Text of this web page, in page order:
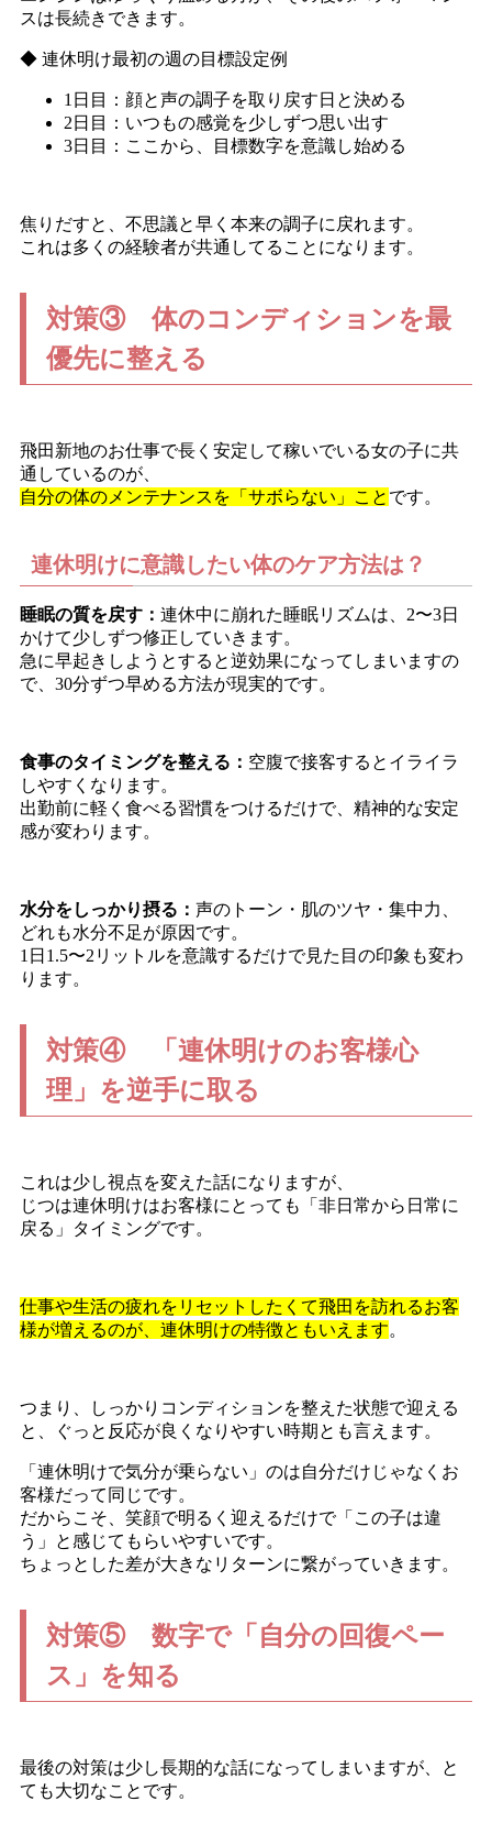
スは長続きできます。
◆ 連休明け最初の週の目標設定例
1日目：顔と声の調子を取り戻す日と決める
2日目：いつもの感覚を少しずつ思い出す
3日目：ここから、目標数字を意識し始める
焦りだすと、不思議と早く本来の調子に戻れます。
これは多くの経験者が共通してることになります。
対策③ 体のコンディションを最
優先に整える
飛田新地のお仕事で長く安定して稼いでいる女の子に共
通しているのが、
自分の体のメンテナンスを「サボらない」こと です。
連休明けに意識したい体のケア方法は？
睡眠の質を戻す： 連休中に崩れた睡眠リズムは、2〜3日
かけて少しずつ修正していきます。
急に早起きしようとすると逆効果になってしまいますの
で、30分ずつ早める方法が現実的です。
食事のタイミングを整える： 空腹で接客するとイライラ
しやすくなります。
出勤前に軽く食べる習慣をつけるだけで、精神的な安定
感が変わります。
水分をしっかり摂る： 声のトーン・肌のツヤ・集中力、
どれも水分不足が原因です。
1日1.5〜2リットルを意識するだけで見た目の印象も変わ
ります。
対策④ 「連休明けのお客様心
理」を逆手に取る
これは少し視点を変えた話になりますが、
じつは連休明けはお客様にとっても「非日常から日常に
戻る」タイミングです。
仕事や生活の疲れをリセットしたくて飛田を訪れるお客
様が増えるのが、連休明けの特徴ともいえます。
つまり、しっかりコンディションを整えた状態で迎える
と、ぐっと反応が良くなりやすい時期とも言えます。
「連休明けで気分が乗らない」のは自分だけじゃなくお
客様だって同じです。
だからこそ、笑顔で明るく迎えるだけで「この子は違
う」と感じてもらいやすいです。
ちょっとした差が大きなリターンに繋がっていきます。
対策⑤ 数字で「自分の回復ペー
ス」を知る
最後の対策は少し長期的な話になってしまいますが、と
ても大切なことです。